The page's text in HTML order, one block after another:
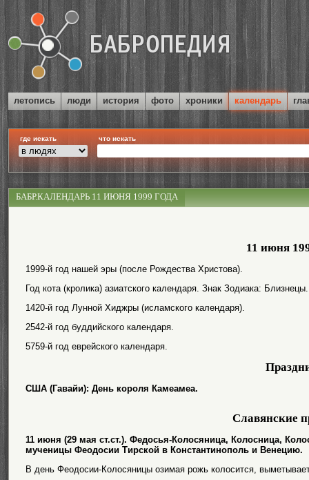
летопись люди история фото хроники календарь
где искать что искать
БАБР.КАЛЕНДАРЬ 11 ИЮНЯ 1999 ГОДА
11 июня
1999-й год нашей эры (после Рождества Христова).
Год кота (кролика) азиатского календаря. Знак Зодиака: Близнецы.
1420-й год Лунной Хиджры (исламского календаря).
2542-й год буддийского календаря.
5759-й год еврейского календаря.
США (Гавайи): День короля Камеамеа.
Славянские
11 июня (29 мая ст.ст.). Федосья-Колосяница, Колосница,
мученицы Феодосии Тирской в Константинополь и Венецию.
В день Феодосии-Колосяницы озимая рожь колосится,